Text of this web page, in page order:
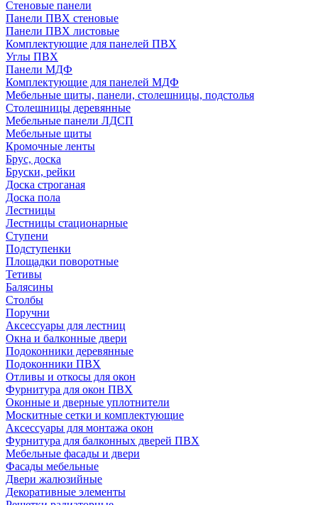
Стеновые панели
Панели ПВХ стеновые
Панели ПВХ листовые
Комплектующие для панелей ПВХ
Углы ПВХ
Панели МДФ
Комплектующие для панелей МДФ
Мебельные щиты, панели, столешницы, подстолья
Столешницы деревянные
Мебельные панели ЛДСП
Мебельные щиты
Кромочные ленты
Брус, доска
Бруски, рейки
Доска строганая
Доска пола
Лестницы
Лестницы стационарные
Ступени
Подступенки
Площадки поворотные
Тетивы
Балясины
Столбы
Поручни
Аксессуары для лестниц
Окна и балконные двери
Подоконники деревянные
Подоконники ПВХ
Отливы и откосы для окон
Фурнитура для окон ПВХ
Оконные и дверные уплотнители
Москитные сетки и комплектующие
Аксессуары для монтажа окон
Фурнитура для балконных дверей ПВХ
Мебельные фасады и двери
Фасады мебельные
Двери жалюзийные
Декоративные элементы